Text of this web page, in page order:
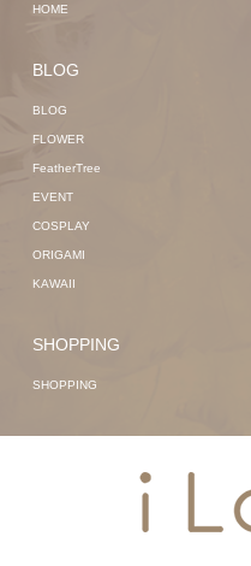
HOME
BLOG
BLOG
FLOWER
FeatherTree
EVENT
COSPLAY
ORIGAMI
KAWAII
SHOPPING
SHOPPING